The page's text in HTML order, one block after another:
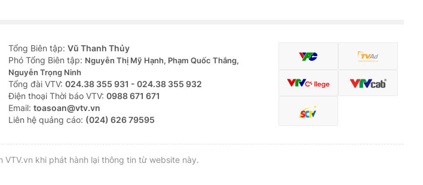
Tổng Biên tập: Vũ Thanh Thủy
Phó Tổng Biên tập: Nguyễn Thị Mỹ Hạnh, Phạm Quốc Thắng,
Nguyễn Trọng Ninh
Tổng đài VTV: 024.38 355 931 - 024.38 355 932
Ðiện thoại Thời báo VTV: 0988 671 671
Email: toasoan@vtv.vn
Liên hệ quảng cáo: (024) 626 79595
khi phát hành lại thông tin từ website này.